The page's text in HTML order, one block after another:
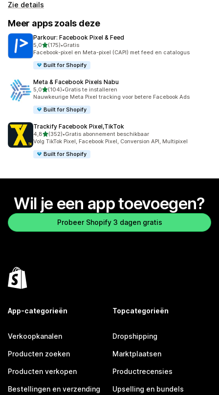
Zie details
Meer apps zoals deze
Parkour: Facebook Pixel & Feed
5,0van 5 sterren
(175)
175 recensies in totaal
•Gratis
Facebook-pixel en Meta-pixel (CAPI) met feed en catalogus
Built for Shopify
Meta & Facebook Pixels Nabu
5,0van 5 sterren
(104)
104 recensies in totaal
•Gratis te installeren
Nauwkeurige Meta Pixel tracking voor betere Facebook Ads
Built for Shopify
Trackify Facebook Pixel,TikTok
4,8van 5 sterren
(352)
352 recensies in totaal
•Gratis abonnement beschikbaar
Volg TikTok Pixel, Facebook Pixel, Conversion API, Multipixel
Built for Shopify
Wil je een app toevoegen?
Probeer Shopify 3 dagen gratis
App-categorieën
Verkoopkanalen
Producten zoeken
Producten verkopen
Bestellingen en verzending
Topcategorieën
Dropshipping
Marktplaatsen
Productrecensies
Upselling en bundels